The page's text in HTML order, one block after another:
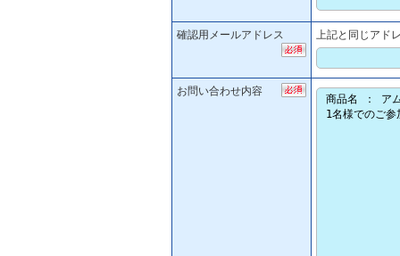
確認用メールアドレス 上記と同じアド
お問い合わせ内容